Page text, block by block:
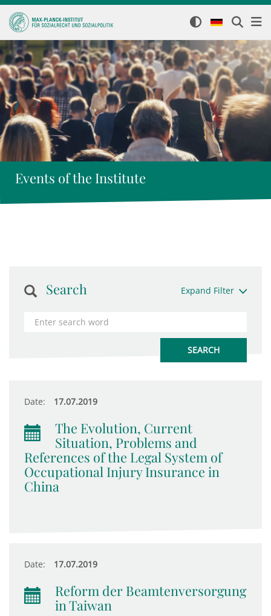
Events of the Institute
Search Expand Filter
Date: 17.07.2019
The Evolution, Current
Situation, Problems and
References of the Legal System of
Occupational Injury Insurance in
China
Date: 17.07.2019
Reform der Beamtenversorgung
in Taiwan